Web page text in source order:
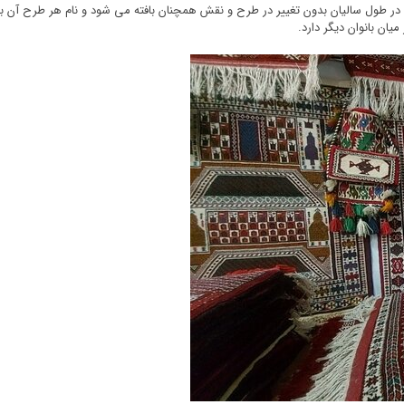
سالیان بدون تغییر در طرح و نقش همچنان بافته می شود و نام هر طرح آن
بانوان دیگر دارد.